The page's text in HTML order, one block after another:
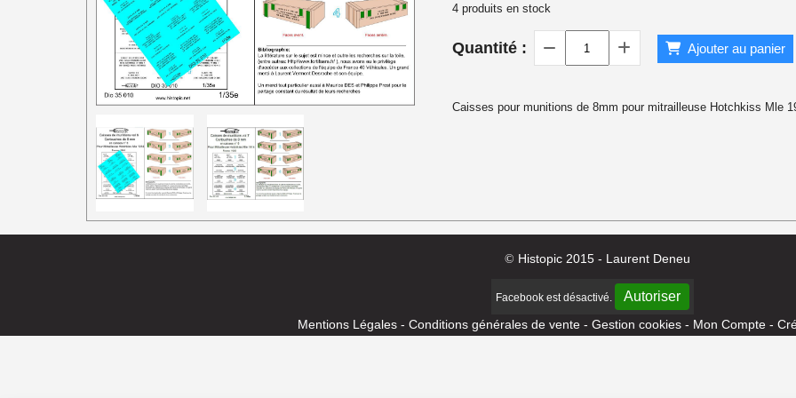
1/87e France 1940
4produits en stock
Quantité : Ajouter au panier
Caisses pour munitions de 8mm pour mitrailleuse Hotchkiss Mle
© Histopic 2015 - Laurent Deneu
Facebook est désactivé. Autoriser
Mentions Légales Conditions générales de vente Gestion cookies Mon Compte